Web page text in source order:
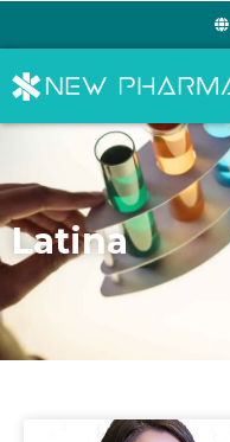
Latina